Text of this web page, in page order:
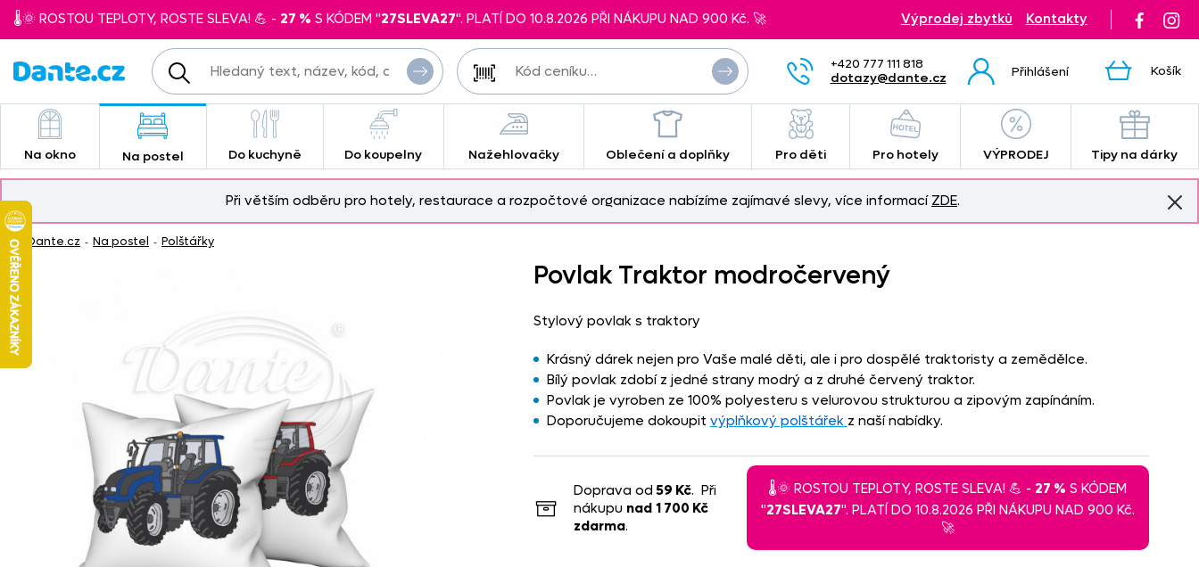
+420 777 111 818
dotazy@dante.cz
Přihlášení Košík
🌡️🌞 ROSTOU TEPLOTY, ROSTE SLEVA! 💪 - 27 % S KÓDEM "27SLEVA27". PLATÍ DO 10.8.2026 PŘI NÁKUPU NAD 900 Kč. 🚀 Výprodej zbytků Kontakty
Na okno Na postel Do kuchyně Do koupelny Nažehlovačky Oblečení a doplňky Pro děti Pro hotely VÝPRODEJ Tipy na dárky
Při větším odběru pro hotely, restaurace a rozpočtové organizace nabízíme zajímavé slevy, více informací ZDE.
Dante.cz - Na postel - Polštářky
Povlak Traktor modročervený
Stylový povlak s traktory
Krásný dárek nejen pro Vaše malé děti, ale i pro dospělé traktoristy a zemědělce.
Bílý povlak zdobí z jedné strany modrý a z druhé červený traktor.
Povlak je vyroben ze 100% polyesteru s velurovou strukturou a zipovým zapínáním.
Doporučujeme dokoupit výplňkový polštářek z naší nabídky.
Doprava od 59 Kč. Při
nákupu nad 1 700 Kč
zdarma.
🌡️🌞 ROSTOU TEPLOTY, ROSTE SLEVA! 💪 -27 % S KÓDEM
"27SLEVA27". PLATÍ DO 10.8.2026 PŘI NÁKUPU NAD 900 Kč.
🚀